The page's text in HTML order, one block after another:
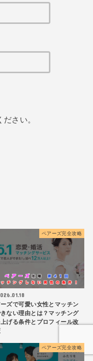
さい。
ペアーズ完全攻略
ズで可愛い女性とマッチン
ない理由とは？マッチング
げる条件とプロフィール改
ペアーズ完全攻略